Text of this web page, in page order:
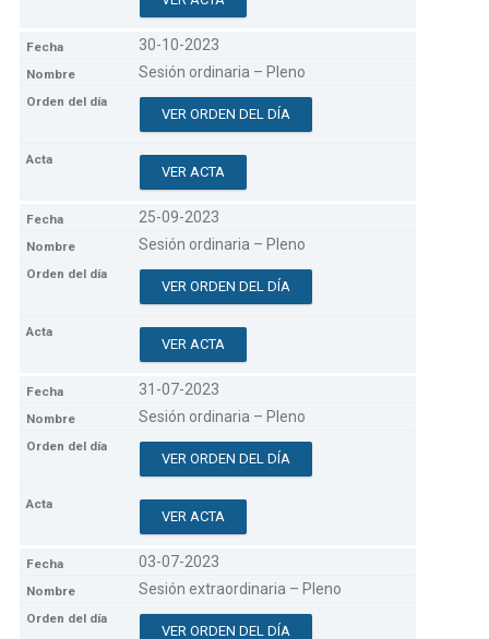
30-10-2023
Sesión ordinaria – Pleno
VER ORDEN DEL DÍA
VER ACTA
25-09-2023
Sesión ordinaria – Pleno
VER ORDEN DEL DÍA
VER ACTA
31-07-2023
Sesión ordinaria – Pleno
VER ORDEN DEL DÍA
VER ACTA
03-07-2023
Sesión extraordinaria – Pleno
VER ORDEN DEL DÍA